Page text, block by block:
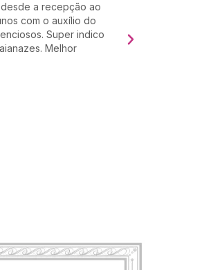
Cortei meu
sobrancelha e amei
é muito bacana e as
simpáticas e
com a profissional